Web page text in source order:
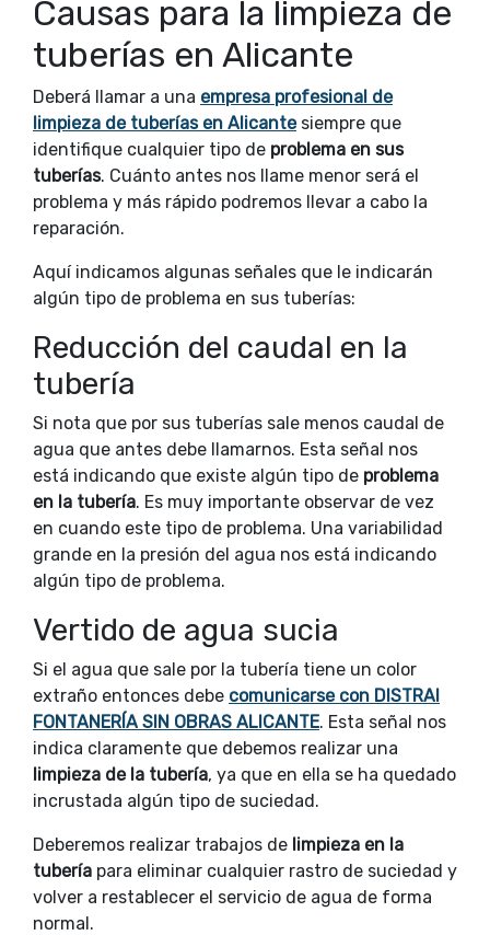
Causas para la limpieza de
tuberías en Alicante
Deberá llamar a una empresa profesional de
limpieza de tuberías en Alicantesiempre que
identifique cualquier tipo de problema en sus
tuberías. Cuánto antes nos llame menor será el
problema y más rápido podremos llevar a cabo la
reparación.
Aquí indicamos algunas señales que le indicarán
algún tipo de problema en sus tuberías:
Reducción del caudal en la
tubería
Si nota que por sus tuberías sale menos caudal de
agua que antes debe llamarnos. Esta señal nos
está indicando que existe algún tipo de problema
en la tubería. Es muy importante observar de vez
en cuando este tipo de problema. Una variabilidad
grande en la presión del agua nos está indicando
algún tipo de problema.
Vertido de agua sucia
Si el agua que sale por la tubería tiene un color
extraño entonces debe comunicarse con DISTRAI
FONTANERÍA SIN OBRAS ALICANTE. Esta señal nos
indica claramente que debemos realizar una
limpieza de la tubería, ya que en ella se ha quedado
incrustada algún tipo de suciedad.
Deberemos realizar trabajos de limpieza en la
tubería para eliminar cualquier rastro de suciedad y
volver a restablecer el servicio de agua de forma
normal.